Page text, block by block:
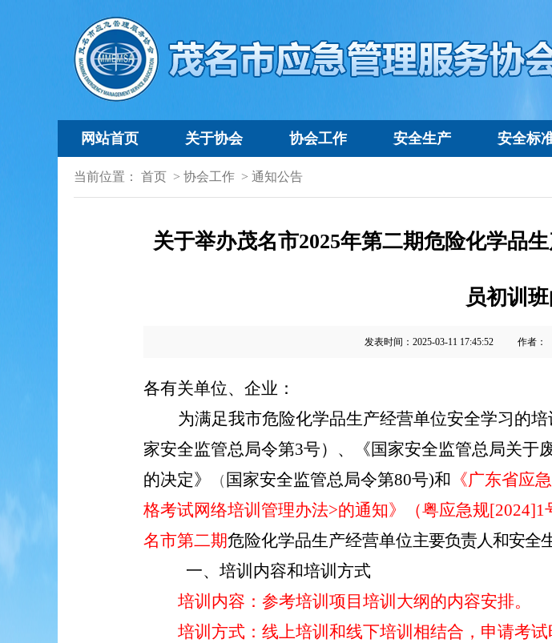
网站首页 关于协会 协会工作 安全生产 安全标
当前位置： 首页 > 协会工作 > 通知公告
关于举办茂名市2025年第二期危险化学品
员初训
发表时间：2025-03-11 17:45:52 作者：
各有关单位、企业：
为满足我市危险化学品生产经营单位安全学习的培
家安全监管总局令第3号） 、
《国家安全监管总局关
的决定》
（ 国家安全监管总局令第80号)和 《广东省应
格考试网络培训管理办法>的通知》（粤应急规[2024]1
名市第二期危险化学品生产经营单位主要负责人和安全
一、培训内容和培训方式
培训内容：参考培训项目培训大纲的内容安排。
培训方式：线上培训和线下培训相结合，申请考